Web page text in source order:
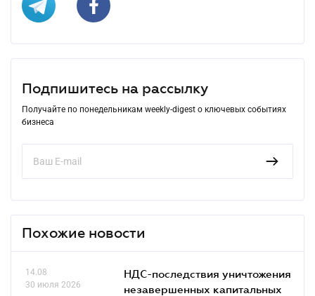
Подпишитесь на рассылку
Получайте по понедельникам weekly-digest о ключевых событиях
бизнеса
Похожие новости
14.08
30 июля 2026
НДС-последствия уничтожения
незавершенных капитальных